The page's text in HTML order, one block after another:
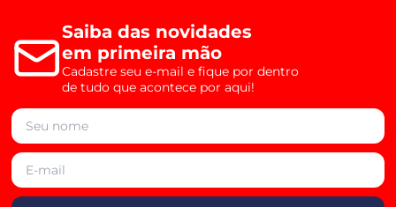
Saiba das novidades
em primeira mão
Cadastre seu e-mail e fique por dentro
de tudo que acontece por aqui!